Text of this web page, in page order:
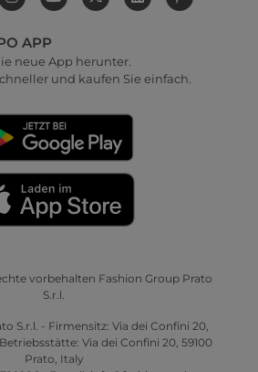
APP
neue App herunter.
und kaufen Sie einfach.
vorbehalten Fashion Group Prato
S.r.l.
S.r.l. - Firmensitz: Via dei Confini 20,
Via dei Confini 20, 59100
Prato, Italy